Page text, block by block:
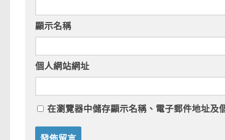
顯示名稱
個人網站網址
在瀏覽器中儲存顯示名稱、電子郵件地址及